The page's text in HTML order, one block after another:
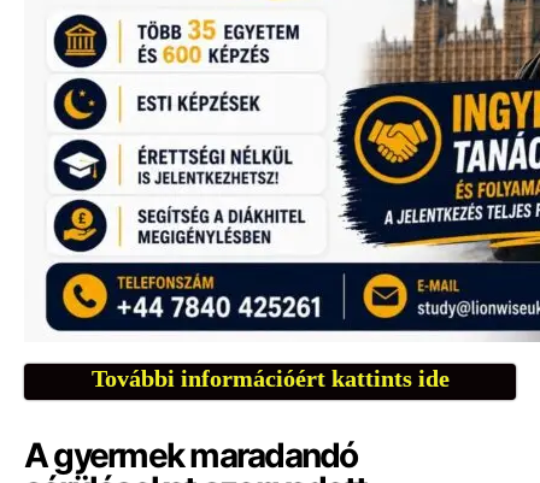
További információért kattints ide
A gyermek maradandó